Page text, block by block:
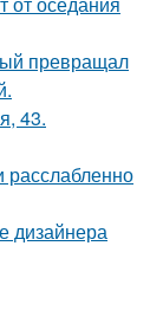
превращал
43.
расслабленно
дизайнера